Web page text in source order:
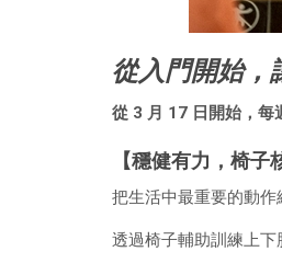
從入門開始，
從 3 月 17 日開始，每
【穩健有力，椅子
把生活中最重要的動作
透過椅子輔助訓練上